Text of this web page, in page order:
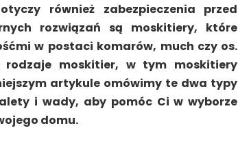
również zabezpieczenia przed
rozwiązań są moskitiery, które
w postaci komarów, much czy os.
rodzaje moskitier, w tym moskitiery
artykule omówimy te dwa typy
i wady, aby pomóc Ci w wyborze
domu.